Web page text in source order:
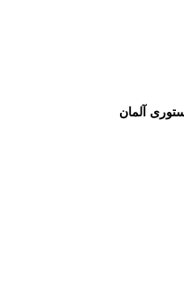
آلمان